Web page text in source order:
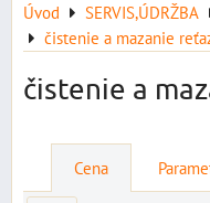
Úvod SERVIS,ÚDRŽBA
čistenie a mazanie
čistenie a
Cena